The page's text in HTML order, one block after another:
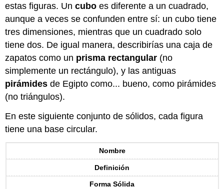
estas figuras. Uncubo es diferente a un cuadrado,
aunque a veces se confunden entre sí: un cubo tiene
tres dimensiones, mientras que un cuadrado solo
tiene dos. De igual manera, describirías una caja de
zapatos como un prisma rectangular (no
simplemente un rectángulo), y las antiguas
pirámides de Egipto como... bueno, como pirámides
(no triángulos).
En este siguiente conjunto de sólidos, cada figura
tiene una base circular.
Nombre
Definición
Forma Sólida